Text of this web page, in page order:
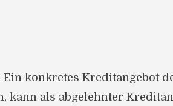
konkretes Kreditangebot
kann als abgelehnter